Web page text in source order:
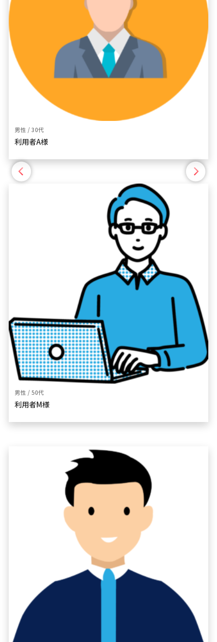
男性 / 30代
利用者A様
男性 / 50代
利用者M様